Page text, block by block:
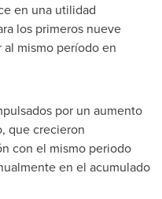
en una utilidad
los primeros nueve
mismo período en
por un aumento
que crecieron
con el mismo periodo
en el acumulado